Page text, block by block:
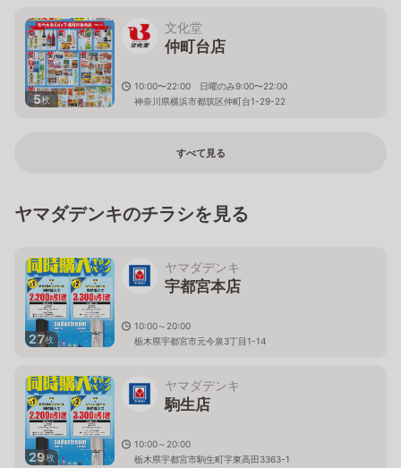
5枚
文化堂
仲町台店
10:00〜22:00 日曜のみ9:00〜22:00
神奈川県横浜市都筑区仲町台1-29-22
すべて見る
ヤマダデンキのチラシを見る
27枚
ヤマダデンキ
宇都宮本店
10:00～20:00
栃木県宇都宮市元今泉3丁目1-14
29枚
ヤマダデンキ
駒生店
10:00～20:00
栃木県宇都宮市駒生町字東高田3363-1